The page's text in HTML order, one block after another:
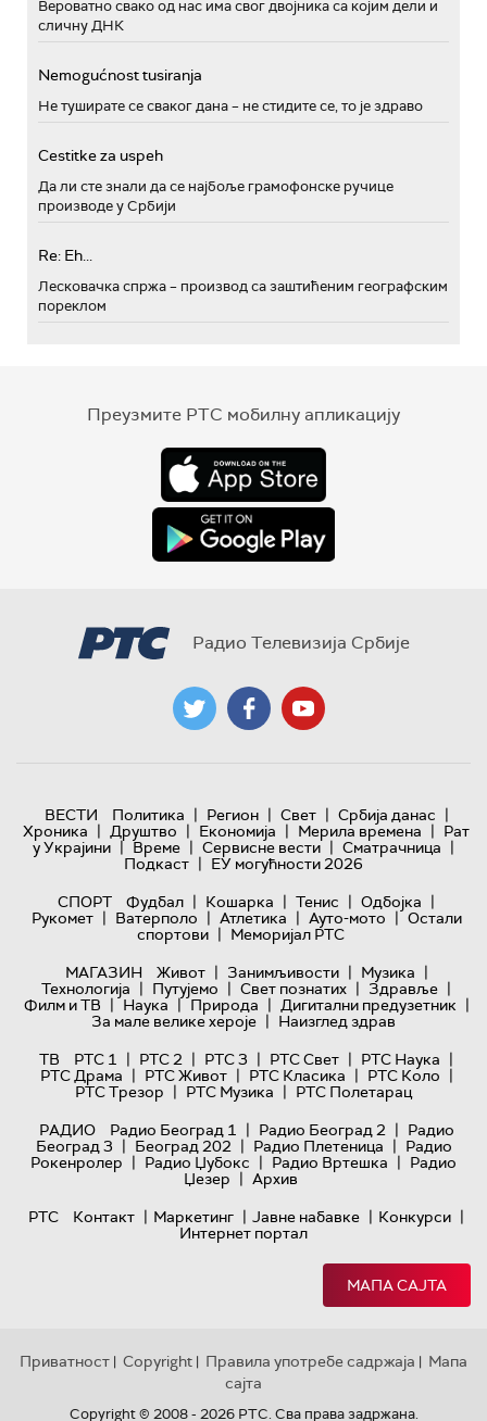
Вероватно свако од нас има свог двојника са којим дели и
сличну ДНК
Nemogućnost tusiranja
Не туширате се сваког дана – не стидите се, то је здраво
Cestitke za uspeh
Да ли сте знали да се најбоље грамофонске ручице
производе у Србији
Re: Eh...
Лесковачка спржа – производ са заштићеним географским
пореклом
Преузмите РТС мобилну апликацију
Радио Телевизија Србије
ВЕСТИ Политика | Регион | Свет | Србија данас |
Хроника | Друштво | Економија | Мерила времена | Рат
у Украјини | Време | Сервисне вести | Сматрачница |
Подкаст | ЕУ могућности 2026
СПОРТ
Фудбал | Кошарка | Тенис | Одбојка |
Рукомет | Ватерполо | Атлетика | Ауто-мото | Остали
спортови | Меморијал РТС
МАГАЗИН
Живот | Занимљивости | Музика |
Технологијa | Путујемо | Свет познатих | Здравље |
Филм и ТВ | Наука | Природа | Дигитални предузетник |
За мале велике хероје | Наизглед здрав
ТВ
РТС 1 | РТС 2 | РТС 3 | РТС Свет | РТС Наука |
РТС Драма | РТС Живот | РТС Класика | РТС Коло |
РТС Трезор | РТС Музика | РТС Полетарац
РАДИО
Радио Београд 1 | Радио Београд 2 | Радио
Београд 3 | Београд 202 | Радио Плетеница | Радио
Рокенролер | Радио Џубокс | Радио Вртешка | Радио
Џезер | Архив
РТС
Контакт | Маркетинг | Јавне набавке | Конкурси |
Интернет портал
МАПА САЈТА
Приватност | Copyright | Правила употребе садржаја | Мапа
сајта
Copyright © 2008 - 2026 РТС. Сва права задржана.